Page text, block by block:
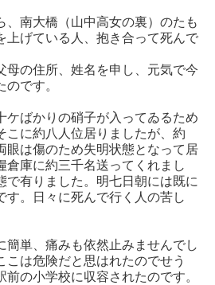
南大橋（山中高女の裏）のたも
上げている人、抱き合って死んで
の住所、姓名を申し、元気で今
です。
ばかりの硝子が入ってゐるため
こに約八人位居りましたが、約
眼は傷のため失明状態となって居
倉庫に約三千名送ってくれまし
有りました。明七日朝には既に
。日々に死んで行く人の苦し
単、痛みも依然止みませんでし
は危険だと思はれたのでせう
の小学校に収容されたのです。